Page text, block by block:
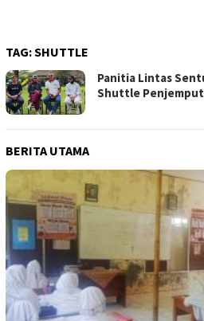
TAG:SHUTTLE
Panitia Lintas
Shuttle
BERITA UTAMA